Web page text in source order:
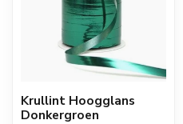
Krullint Hoogglans
Donkergroen